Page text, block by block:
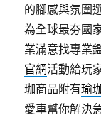
的腳感與氛圍
為全球最夯國
業滿意找專業
官網活動給玩
珈商品附有瑜
愛車幫你解決